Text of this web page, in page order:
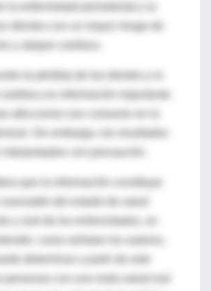
dientes con un mayor riesgo de
y ataque cardíaco.
es información importante
afecciones son comunes en la
Sin embargo, los resultados